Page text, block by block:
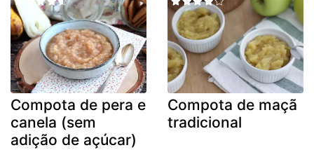
Compota de pera e
canela (sem
adição de açúcar)
Compota de maçã
tradicional